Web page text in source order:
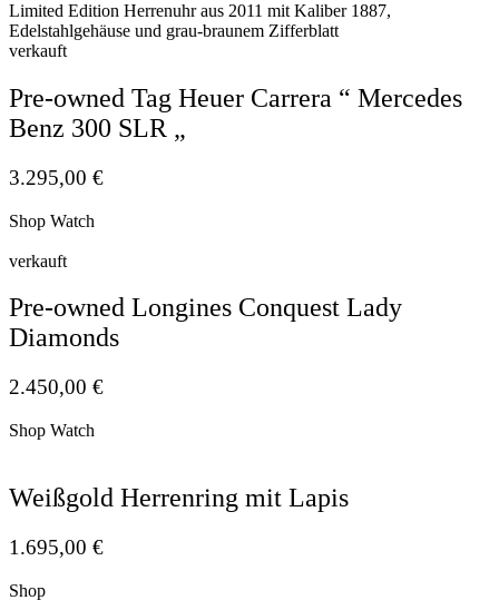
verkauft
Pre-owned Tag Heuer Carrera “ Mercedes
Benz 300 SLR „
3.295,00 €
Shop Watch
verkauft
Pre-owned Longines Conquest Lady
Diamonds
2.450,00 €
Shop Watch
Weißgold Herrenring mit Lapis
1.695,00 €
Shop